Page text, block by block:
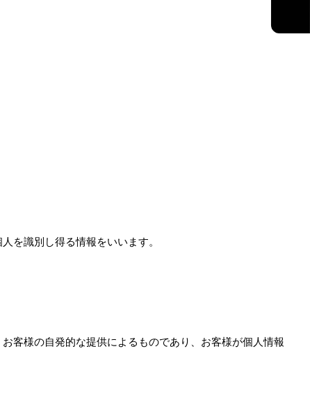
を識別し得る情報をいいます。
客様の自発的な提供によるものであり、お客様が個人情報